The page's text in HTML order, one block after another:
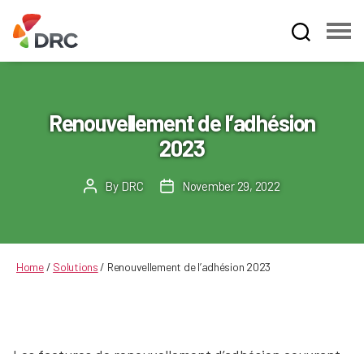
Dispute
Resolution
Renouvellement de l’adhésion
2023
PostBy DRC
PostNovember 29, 2022
Home/ Solutions / Renouvellement de l’adhésion 2023